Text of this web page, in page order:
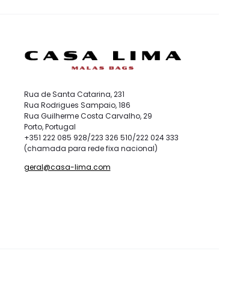
Rua de Santa Catarina, 231
Rua Rodrigues Sampaio, 186
Rua Guilherme Costa Carvalho, 29
Porto, Portugal
+351 222 085 928/223 326 510/222 024 333
(chamada para rede fixa nacional)
geral@casa-lima.com